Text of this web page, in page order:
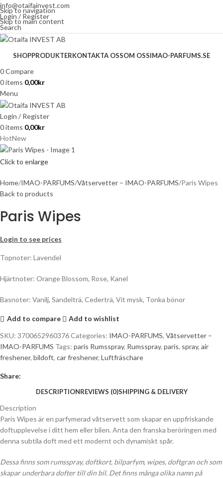
Skip to navigation
Skip to main content
info@otaifainvest.com
Login / Register
Search
SHOPPRODUKTERKONTAKTA OSSOM OSSIMAO-PARFUMS.SE
0Compare
0items 0,00kr
Menu
Login / Register
0items 0,00kr
HotNew
Click to enlarge
Home IMAO-PARFUMS Våtservetter – IMAO-PARFUMS Paris Wipes
Back to products
Paris Wipes
Login to see prices
Topnoter: Lavendel
Hjärtnoter: Orange Blossom, Rose, Kanel
Basnoter: Vanilj, Sandelträ, Cederträ, Vit mysk, Tonka bönor
Add to compare
Add to wishlist
SKU: 3700652960376Categories: IMAO-PARFUMS, Våtservetter –
IMAO-PARFUMS Tags: paris Rumsspray, Rumsspray, paris, spray, air
freshener, bildoft, car freshener, Luftfräschare
Share:
DESCRIPTIONREVIEWS (0)SHIPPING & DELIVERY
Description
Paris Wipes är en parfymerad våtservett som skapar en uppfriskande
doftupplevelse i ditt hem eller bilen. Anta den franska beröringen med
denna subtila doft med ett modernt och dynamiskt spår.
Dessa finns som rumsspray, doftkort, bilparfym, wipes, doftgran och som
skapar underbara dofter till din bil. Det finns många olika namn på